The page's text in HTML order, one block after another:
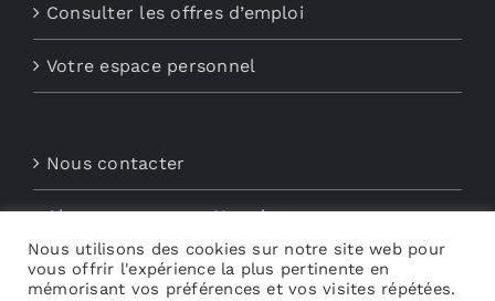
Consulter les offres d’emploi
Votre espace personnel
Nous contacter
Abonnements aux Newsletters
Découvrez My Audio
Nous utilisons des cookies sur notre site web pour
vous offrir l'expérience la plus pertinente en
mémorisant vos préférences et vos visites répétées.